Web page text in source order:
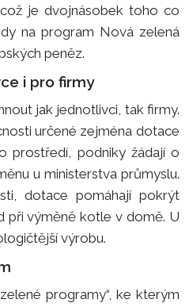
je dvojnásobek toho co
na program Nová zelená
peněz.
i pro firmy
jak jednotlivci, tak firmy.
určené zejména dotace
prostředí, podniky žádají o
u ministerstva průmyslu.
dotace pomáhají pokrýt
při výměně kotle v domě. U
výrobu.
programy“, ke kterým